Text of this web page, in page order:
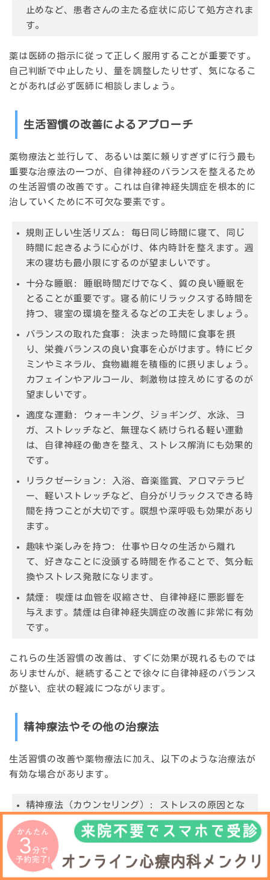
止めなど、患者さんの主たる症状に応じて処方されま
す。
薬は医師の指示に従って正しく服用することが重要です。
自己判断で中止したり、量を調整したりせず、気になるこ
とがあれば必ず医師に相談しましょう。
生活習慣の改善によるアプローチ
薬物療法と並行して、あるいは薬に頼りすぎずに行う最も
重要な治療法の一つが、
自律神経のバランスを整えるため
の生活習慣の改善です。これは自律神経失調症を根本的に
治していくために不可欠な要素です。
規則正しい生活リズム : 毎日同じ時間に寝て、同じ
時間に起きるように心がけ、体内時計を整えます。週
末の寝坊も最小限にするのが望ましいです。
十分な睡眠 : 睡眠時間だけでなく、質の良い睡眠を
とることが重要です。寝る前にリラックスする時間を
持つ、寝室の環境を整えるなどの工夫をしましょう。
バランスの取れた食事 : 決まった時間に食事を摂
り、栄養バランスの良い食事を心がけます。特にビタ
ミンやミネラル、食物繊維を積極的に摂りましょう。
カフェインやアルコール、刺激物は控えめにするのが
望ましいです。
適度な運動 : ウォーキング、ジョギング、水泳、ヨ
ガ、ストレッチなど、無理なく続けられる軽い運動
は、自律神経の働きを整え、ストレス解消にも効果的
です。
リラクゼーション : 入浴、音楽鑑賞、アロマテラピ
ー、軽いストレッチなど、自分がリラックスできる時
間を持つことが大切です。瞑想や深呼吸も効果があり
ます。
趣味や楽しみを持つ : 仕事や日々の生活から離れ
て、好きなことに没頭する時間を作ることで、気分転
換やストレス発散になります。
禁煙 : 喫煙は血管を収縮させ、自律神経に悪影響を
与えます。禁煙は自律神経失調症の改善に非常に有効
です。
これらの生活習慣の改善は、すぐに効果が現れるものでは
ありませんが、継続することで徐々に自律神経のバランス
が整い、症状の軽減につながります。
精神療法やその他の治療法
生活習慣の改善や薬物療法に加え、以下のような治療法が
有効な場合があります。
精神療法（カウンセリング）: ストレスの原因とな
っている問題に対処したり、ストレスへの考え方や受
け止め方を変えたりするために行われます。自分の感
情や思考パターンを理解し、より建設的な対処法を学
ぶことで、精神的な負担を軽減し、自律神経のバラン